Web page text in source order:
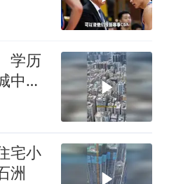
学历
中村
宅小
洲